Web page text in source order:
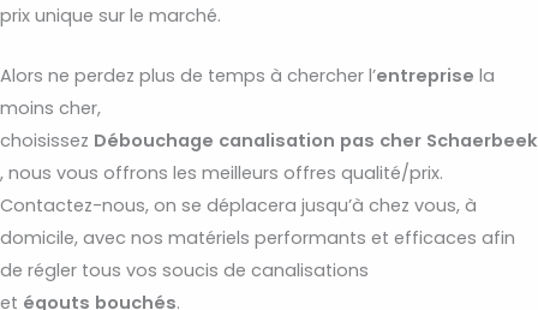
prix unique sur le marché.
Alors ne perdez plus de temps à chercher l’entreprise la
moins cher,
choisissez Débouchage canalisation pas cher Schaerbeek
, nous vous offrons les meilleurs offres qualité/prix.
Contactez-nous, on se déplacera jusqu’à chez vous, à
domicile, avec nos matériels performants et efficaces afin
de régler tous vos soucis de canalisations
et égouts bouchés.